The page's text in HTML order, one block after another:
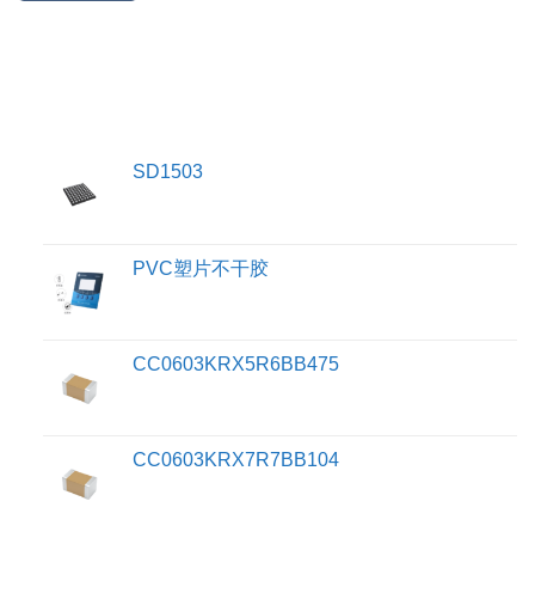
SD1503
PVC塑片不干胶
CC0603KRX5R6BB475
CC0603KRX7R7BB104